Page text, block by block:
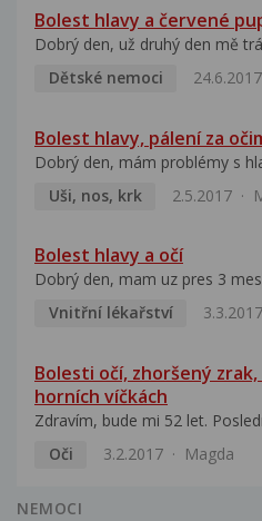
Bolest hlavy a červené
Dobrý den, už druhý den mě
Dětské nemoci
24.6.2017
Bolest hlavy, pálení za
Dobrý den, mám problémy s
Uši, nos, krk
2.5.2017
Bolest hlavy a očí
Dobrý den, mam uz pres 3
Vnitřní lékařství
3.3.2017
Bolesti očí, zhoršený
horních víčkách
Zdravím, bude mi 52 let.
Oči
3.2.2017 Magda
NEMOCI